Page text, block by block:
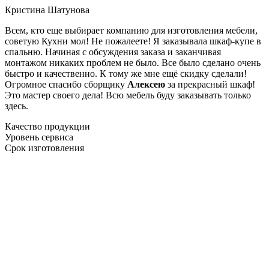
Кристина Шатунова
Всем, кто еще выбирает компанию для изготовления мебели,
советую Кухни мол! Не пожалеете! Я заказывала шкаф-купе в
спальню. Начиная с обсуждения заказа и заканчивая
монтажом никаких проблем не было. Все было сделано очень
быстро и качественно. К тому же мне ещё скидку сделали!
Огромное спасибо сборщику Алексею за прекрасный шкаф!
Это мастер своего дела! Всю мебель буду заказывать только
здесь.
Качество продукции
Уровень сервиса
Срок изготовления